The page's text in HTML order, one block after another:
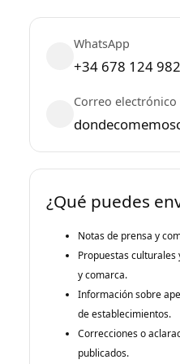
WhatsApp
+34 678 124 982
Correo electrónico
¿Qué puedes
Notas de prensa y
Propuestas
y comarca.
Información sobre
de establecimientos.
Correcciones o
publicados.